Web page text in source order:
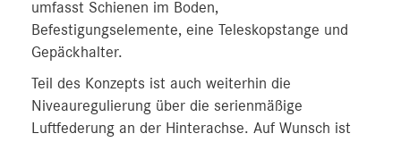
umfasst Schienen im Boden,
Befestigungselemente, eine Teleskopstange und
Gepäckhalter.
Teil des Konzepts ist auch weiterhin die
Niveauregulierung über die serienmäßige
Luftfederung an der Hinterachse. Auf Wunsch ist